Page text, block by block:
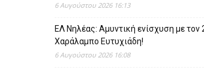
6 Αυγούστου 2026 16:13
ΕΛ Νηλέας: Αμυντική ενίσχυση με τον
Χαράλαμπο Ευτυχιάδη!
6 Αυγούστου 2026 16:08